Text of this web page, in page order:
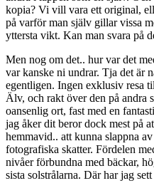
kopia? Vi vill vara ett original,
på varför man själv gillar vissa
yttersta vikt. Kan man svara på
Men nog om det.. hur var det
var kanske ni undrar. Tja det är
egentligen. Ingen exklusiv resa
Älv, och rakt över den på andra
oansenlig ort, fast med en
jag åker dit beror dock mest på
hemmavid.. att kunna slappna
fotografiska skatter. Fördelen
nivåer förbundna med bäckar,
sista solstrålarna. Där har jag